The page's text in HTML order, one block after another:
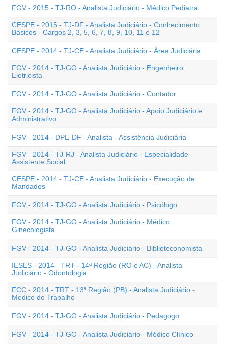
FGV - 2015 - TJ-RO - Analista Judiciário - Médico Pediatra
CESPE - 2015 - TJ-DF - Analista Judiciário - Conhecimento
Básicos - Cargos 2, 3, 5, 6, 7, 8, 9, 10, 11 e 12
CESPE - 2014 - TJ-CE - Analista Judiciário - Área Judiciária
FGV - 2014 - TJ-GO - Analista Judiciário - Engenheiro
Eletricista
FGV - 2014 - TJ-GO - Analista Judiciário - Contador
FGV - 2014 - TJ-GO - Analista Judiciário - Apoio Judiciário e
Administrativo
FGV - 2014 - DPE-DF - Analista - Assistência Judiciária
FGV - 2014 - TJ-RJ - Analista Judiciário - Especialidade
Assistente Social
CESPE - 2014 - TJ-CE - Analista Judiciário - Execução de
Mandados
FGV - 2014 - TJ-GO - Analista Judiciário - Psicólogo
FGV - 2014 - TJ-GO - Analista Judiciário - Médico
Ginecologista
FGV - 2014 - TJ-GO - Analista Judiciário - Biblioteconomista
IESES - 2014 - TRT - 14ª Região (RO e AC) - Analista
Judiciário - Odontologia
FCC - 2014 - TRT - 13ª Região (PB) - Analista Judiciário -
Medico do Trabalho
FGV - 2014 - TJ-GO - Analista Judiciário - Pedagogo
FGV - 2014 - TJ-GO - Analista Judiciário - Médico Clínico